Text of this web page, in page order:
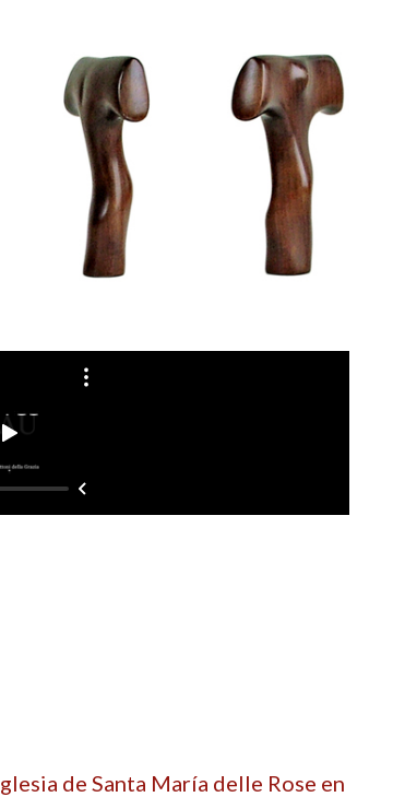
de Santa María delle Rose en